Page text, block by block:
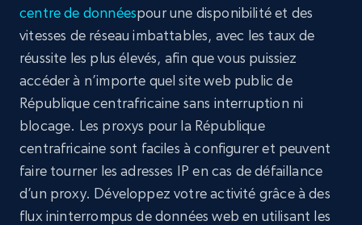
centre de donnéespour une disponibilité et des
vitesses de réseau imbattables, avec les taux de
réussite les plus élevés, afin que vous puissiez
accéder à n’importe quel site web public de
République centrafricaine sans interruption ni
blocage. Les proxys pour la République
centrafricaine sont faciles à configurer et peuvent
faire tourner les adresses IP en cas de défaillance
d’un proxy. Développez votre activité grâce à des
flux ininterrompus de données web en utilisant les